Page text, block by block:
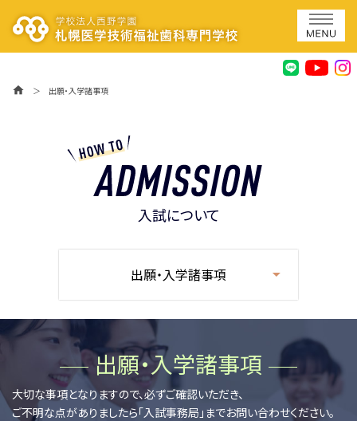
home ＞ 出願・入学諸事項
入試について
出願・入学諸事項
出願・入学諸事項
大切な事項となりますので、必ずご確認いただき、
ご不明な点がありましたら「入試事務局」までお問い合わせください。